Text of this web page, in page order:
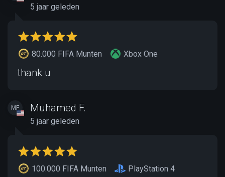
5 jaar geleden
80.000 FIFA Munten Xbox One
thank u
MF Muhamed F.
5 jaar geleden
100.000 FIFA Munten PlayStation 4